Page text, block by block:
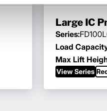
Large IC
Series:
Load
Max Lift
View Series